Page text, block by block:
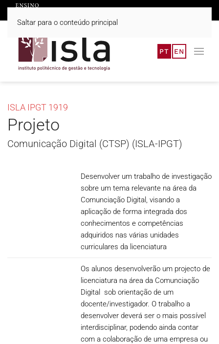
Saltar para o conteúdo principal
PT EN
ISLA IPGT 1919
Projeto
Comunicação Digital (CTSP) (ISLA-IPGT)
Desenvolver um trabalho de investigação
sobre um tema relevante na área da
Comunciação Digital, visando a
aplicação de forma integrada dos
conhecimentos e competências
adquiridos nas várias unidades
curriculares da licenciatura
Os alunos desenvolverão um projecto de
licenciatura na área da Comunciação
Digital sob orientação de um
docente/investigador. O trabalho a
desenvolver deverá ser o mais possível
interdisciplinar, podendo ainda contar
com a colaboração de uma empresa ou